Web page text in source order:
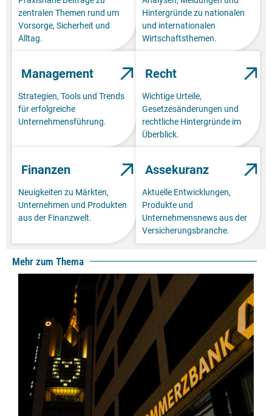
zentralen Themen rund um
Vorsorge, Sicherheit und
Alltag.
Hintergründe zu nationalen
und internationalen
Wirtschaftsthemen.
Management
Strategien, Tools und Trends
für erfolgreiche
Unternehmensführung.
Recht
Wichtige Urteile,
Gesetzesänderungen und
rechtliche Hintergründe im
Überblick.
Finanzen
Neuigkeiten zu Märkten,
Unternehmen und Produkten
aus der Finanzwelt.
Assekuranz
Aktuelle Entwicklungen,
Produkte und
Unternehmensnews aus der
Versicherungsbranche.
Mehr zum Thema